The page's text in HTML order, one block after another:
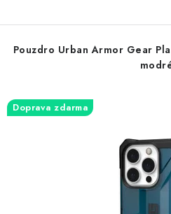
Pouzdro Urban Armor Gear
Doprava zdarma